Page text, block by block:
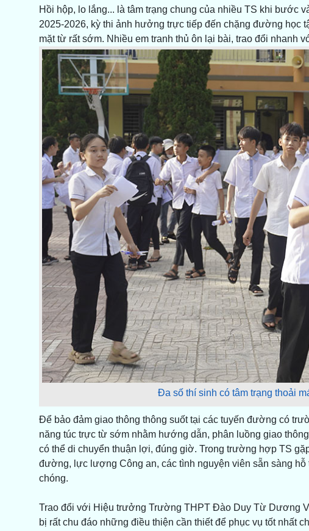
Hồi hộp, lo lắng... là tâm trạng chung của nhiều TS khi bước
2025-2026, kỳ thi ảnh hưởng trực tiếp đến chặng đường học
mặt từ rất sớm. Nhiều em tranh thủ ôn lại bài, trao đổi nhanh
Đa số thí sinh có tâm trạng thoải
Để bảo đảm giao thông thông suốt tại các tuyến đường có
năng túc trực từ sớm nhằm hướng dẫn, phân luồng giao
có thể di chuyển thuận lợi, đúng giờ. Trong trường hợp TS
đường, lực lượng Công an, các tình nguyện viên sẵn sàng
chóng.
Trao đổi với Hiệu trưởng Trường THPT Đào Duy Từ Dương
bị rất chu đáo những điều thiện cần thiết để phục vụ tốt nhất